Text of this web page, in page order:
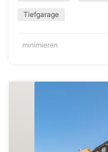
Tiefgarage
minimieren